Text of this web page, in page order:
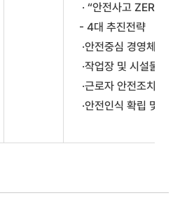
· “안전사고 ZERO”,
- 4대 추진전략
·안전중심 경영체계
·작업장 및 시설물 안
·근로자 안전조치
·안전인식 확립 및 홍